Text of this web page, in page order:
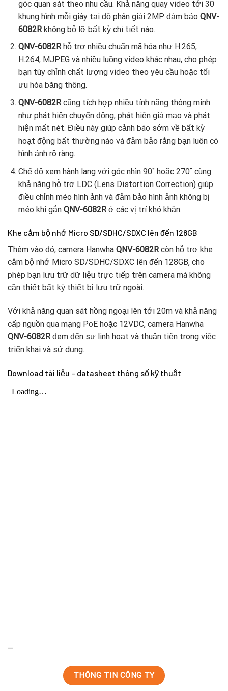
góc quan sát theo nhu cầu. Khả năng quay video tới 30
khung hình mỗi giây tại độ phân giải 2MP đảm bảo QNV-
6082R không bỏ lỡ bất kỳ chi tiết nào.
QNV-6082R hỗ trợ nhiều chuẩn mã hóa như H.265,
H.264, MJPEG và nhiều luồng video khác nhau, cho phép
bạn tùy chỉnh chất lượng video theo yêu cầu hoặc tối
ưu hóa băng thông.
QNV-6082Rcũng tích hợp nhiều tính năng thông minh
như phát hiện chuyển động, phát hiện giả mạo và phát
hiện mất nét. Điều này giúp cảnh báo sớm về bất kỳ
hoạt động bất thường nào và đảm bảo rằng bạn luôn có
hình ảnh rõ ràng.
Chế độ xem hành lang với góc nhìn 90˚ hoặc 270˚ cùng
khả năng hỗ trợ LDC (Lens Distortion Correction) giúp
điều chỉnh méo hình ảnh và đảm bảo hình ảnh không bị
méo khi gắn QNV-6082R ở các vị trí khó khăn.
Khe cắm bộ nhớ Micro SD/SDHC/SDXC lên đến 128GB
Thêm vào đó, camera Hanwha QNV-6082Rcòn hỗ trợ khe
cắm bộ nhớ Micro SD/SDHC/SDXC lên đến 128GB, cho
phép bạn lưu trữ dữ liệu trực tiếp trên camera mà không
cần thiết bất kỳ thiết bị lưu trữ ngoài.
Với khả năng quan sát hồng ngoại lên tới 20m và khả năng
cấp nguồn qua mạng PoE hoặc 12VDC, camera Hanwha
QNV-6082Rđem đến sự linh hoạt và thuận tiện trong việc
triển khai và sử dụng.
Download tài liệu – datasheet thông số kỹ thuật
—
THÔNG TIN CÔNG TY